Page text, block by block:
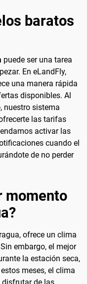
baratos
puede ser una tarea
En eLandFly,
una manera rápida
disponibles. Al
nuestro sistema
las tarifas
activar las
cuando el
de no perder
momento
ofrece un clima
embargo, el mejor
la estación seca,
meses, el clima